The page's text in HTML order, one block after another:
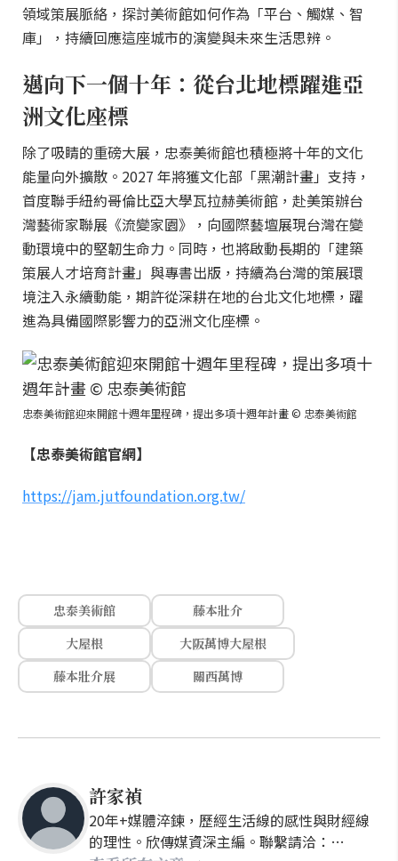
領域策展脈絡，探討美術館如何作為「平台、觸媒、智
庫」，持續回應這座城市的演變與未來生活思辨。
邁向下一個十年：從台北地標躍進亞
洲文化座標
除了吸睛的重磅大展，忠泰美術館也積極將十年的文化
能量向外擴散。2027 年將獲文化部「黑潮計畫」支持，
首度聯手紐約哥倫比亞大學瓦拉赫美術館，赴美策辦台
灣藝術家聯展《流變家園》，向國際藝壇展現台灣在變
動環境中的堅韌生命力。同時，也將啟動長期的「建築
策展人才培育計畫」與專書出版，持續為台灣的策展環
境注入永續動能，期許從深耕在地的台北文化地標，躍
進為具備國際影響力的亞洲文化座標。
忠泰美術館迎來開館十週年里程碑，提出多項十週年計畫 © 忠泰美術館
【忠泰美術館官網】
https://jam.jutfoundation.org.tw/
忠泰美術館
藤本壯介
大屋根
大阪萬博大屋根
藤本壯介展
關西萬博
許家禎
20年+媒體淬鍊，歷經生活線的感性與財經線
的理性。欣傳媒資深主編。聯繫請洽：